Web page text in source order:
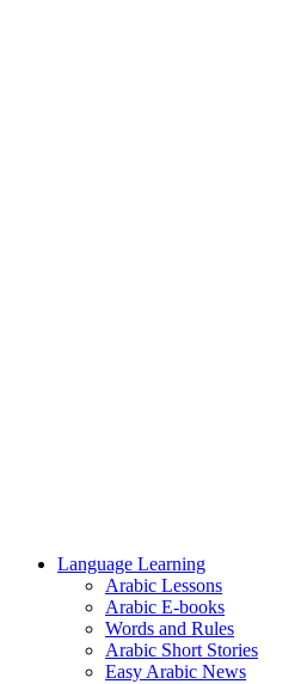
Language Learning
Arabic Lessons
Arabic E-books
Words and Rules
Arabic Short Stories
Easy Arabic News